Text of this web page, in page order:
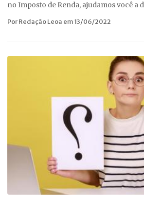
no Imposto de Renda, ajudamos você a
Por Redação Leoa em 13/06/2022